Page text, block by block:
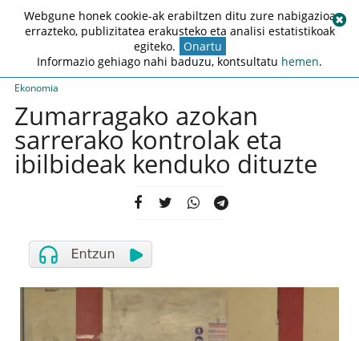
Ekonomia
Zumarragako azokan
sarrerako kontrolak eta
ibilbideak kenduko dituzte
Webgune honek cookie-ak erabiltzen ditu zure nabigazioa
errazteko, publizitatea erakusteko eta analisi estatistikoak
egiteko. Onartu
Informazio gehiago nahi baduzu, kontsultatu hemen.